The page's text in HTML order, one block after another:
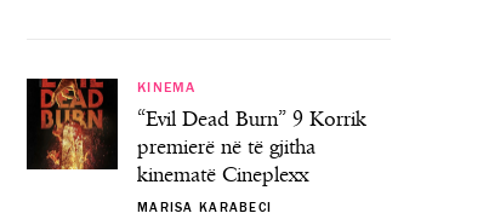
KINEMA
“Evil Dead Burn” 9 Korrik
premierë në të gjitha
kinematë Cineplexx
MARISA KARABECI